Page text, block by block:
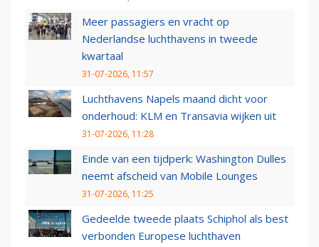
Meer passagiers en vracht op
Nederlandse luchthavens in tweede
kwartaal
31-07-2026, 11:57
Luchthavens Napels maand dicht voor
onderhoud: KLM en Transavia wijken uit
31-07-2026, 11:28
Einde van een tijdperk: Washington Dulles
neemt afscheid van Mobile Lounges
31-07-2026, 11:25
Gedeelde tweede plaats Schiphol als best
verbonden Europese luchthaven